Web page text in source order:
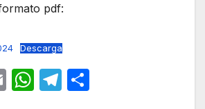
pdf:
Descarga
E
W T